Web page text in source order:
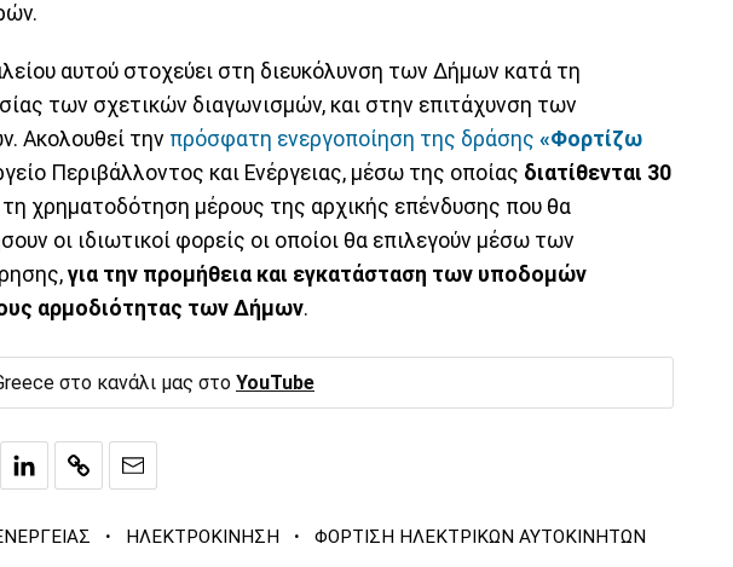
αυτού στοχεύει στη διευκόλυνση των Δήμων κατά τη
των σχετικών διαγωνισμών, και στην επιτάχυνση των
Ακολουθεί την πρόσφατη ενεργοποίηση της δράσης «Φορτίζω
Περιβάλλοντος και Ενέργειας, μέσω της οποίας διατίθενται 30
τη χρηματοδότηση μέρους της αρχικής επένδυσης που θα
οι ιδιωτικοί φορείς οι οποίοι θα επιλεγούν μέσω των
για την προμήθεια και εγκατάσταση των υποδομών
αρμοδιότητας των Δήμων.
στο κανάλι μας στο YouTube
· ΗΛΕΚΤΡΟΚΙΝΗΣΗ · ΦΟΡΤΙΣΗ ΗΛΕΚΤΡΙΚΩΝ ΑΥΤΟΚΙΝΗΤΩΝ